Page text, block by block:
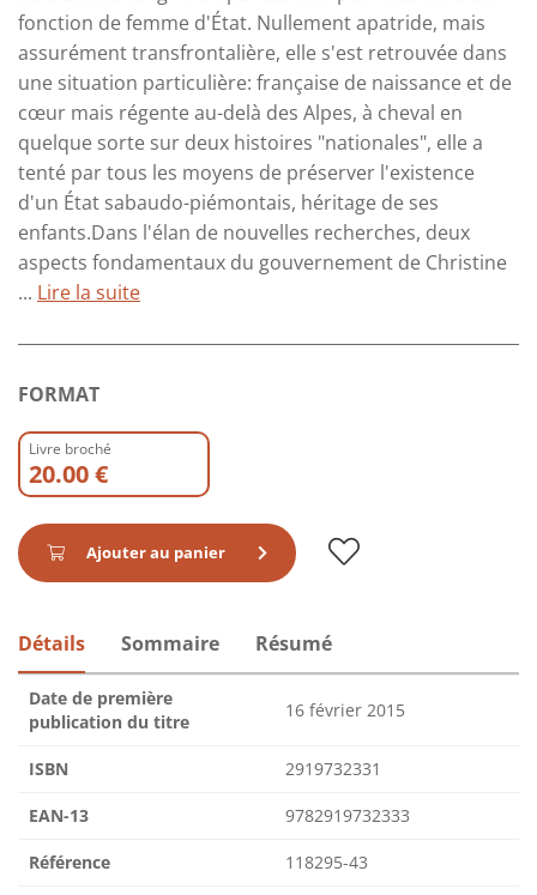
fonction de femme d'État. Nullement apatride, mais
assurément transfrontalière, elle s'est retrouvée dans
une situation particulière: française de naissance et de
cœur mais régente au-delà des Alpes, à cheval en
quelque sorte sur deux histoires "nationales", elle a
tenté par tous les moyens de préserver l'existence
d'un État sabaudo-piémontais, héritage de ses
enfants.Dans l'élan de nouvelles recherches, deux
aspects fondamentaux du gouvernement de Christine
... Lire la suite
FORMAT
Livre broché
20.00 €
Ajouter au panier
Détails Sommaire Résumé
Date de première
publication du titre
16 février 2015
ISBN 2919732331
EAN-13 9782919732333
Référence 118295-43